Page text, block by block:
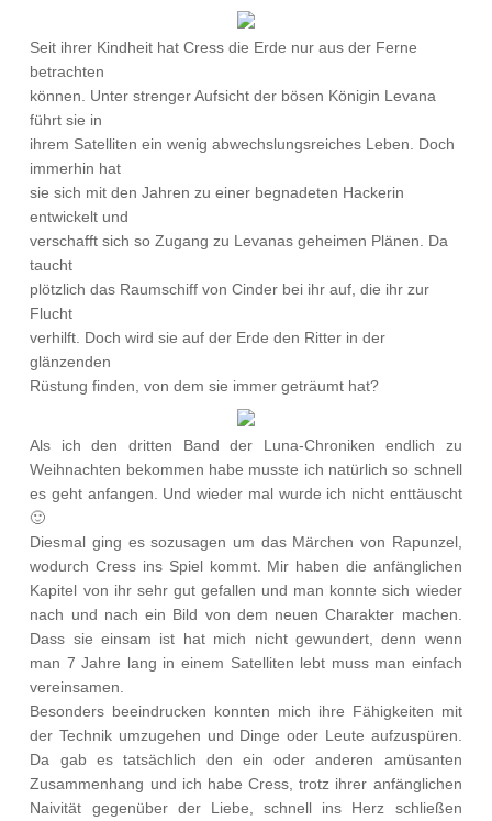
Seit ihrer Kindheit hat Cress die Erde nur aus der Ferne
betrachten
können. Unter strenger Aufsicht der bösen Königin Levana
führt sie in
ihrem Satelliten ein wenig abwechslungsreiches Leben. Doch
immerhin hat
sie sich mit den Jahren zu einer begnadeten Hackerin
entwickelt und
verschafft sich so Zugang zu Levanas geheimen Plänen. Da
taucht
plötzlich das Raumschiff von Cinder bei ihr auf, die ihr zur
Flucht
verhilft. Doch wird sie auf der Erde den Ritter in der
glänzenden
Rüstung finden, von dem sie immer geträumt hat?
Als ich den dritten Band der Luna-Chroniken endlich zu
Weihnachten bekommen habe musste ich natürlich so schnell
es geht anfangen. Und wieder mal wurde ich nicht enttäuscht
🙂
Diesmal ging es sozusagen um das Märchen von Rapunzel,
wodurch Cress ins Spiel kommt. Mir haben die anfänglichen
Kapitel von ihr sehr gut gefallen und man konnte sich wieder
nach und nach ein Bild von dem neuen Charakter machen.
Dass sie einsam ist hat mich nicht gewundert, denn wenn
man 7 Jahre lang in einem Satelliten lebt muss man einfach
vereinsamen.
Besonders beeindrucken konnten mich ihre Fähigkeiten mit
der Technik umzugehen und Dinge oder Leute aufzuspüren.
Da gab es tatsächlich den ein oder anderen amüsanten
Zusammenhang und ich habe Cress, trotz ihrer anfänglichen
Naivität gegenüber der Liebe, schnell ins Herz schließen